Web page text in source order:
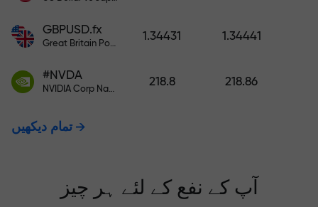
GBPUSD.fx
Great Britain Pound vs US Dollar
1.34431 1.34441
#NVDA
NVIDIA Corp Nasdaq Stock Exchange (Nasdaq) USD
218.8 218.86
تمام دیکھیں
آپ کے نفع کے لئے ہر چیز